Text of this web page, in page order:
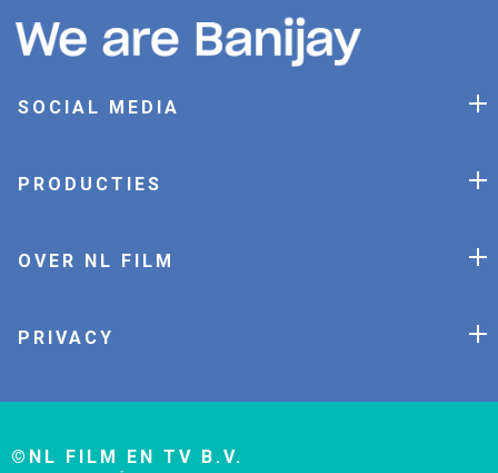
SOCIAL MEDIA
PRODUCTIES
OVER NL FILM
PRIVACY
©NL FILM EN TV B.V.